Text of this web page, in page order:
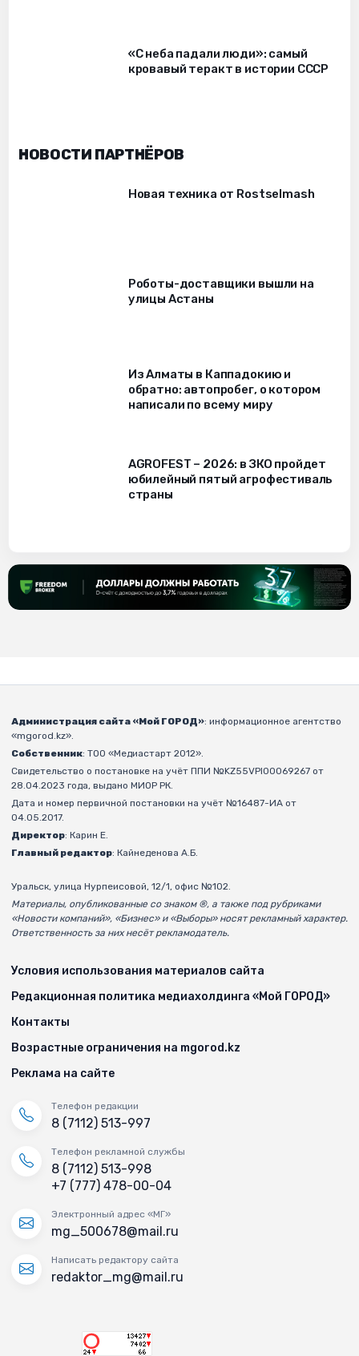
«С неба падали люди»: самый
кровавый теракт в истории СССР
НОВОСТИ ПАРТНЁРОВ
Новая техника от Rostselmash
Роботы-доставщики вышли на
улицы Астаны
Из Алматы в Каппадокию и
обратно: автопробег, о котором
написали по всему миру
AGROFEST – 2026: в ЗКО пройдет
юбилейный пятый агрофестиваль
страны
Администрация сайта «Мой ГОРОД»: информационное агентство
«mgorod.kz».
Собственник: ТОО «Медиастарт 2012».
Свидетельство о постановке на учёт ППИ №KZ55VPI00069267 от
28.04.2023 года, выдано МИОР РК.
Дата и номер первичной постановки на учёт №16487-ИА от
04.05.2017.
Директор: Карин Е.
Главный редактор: Кайнеденова А.Б.
Уральск, улица Нурпеисовой, 12/1, офис №102.
Материалы, опубликованные со знаком ®, а также под рубриками
«Новости компаний», «Бизнес» и «Выборы» носят рекламный характер.
Ответственность за них несёт рекламодатель.
Условия использования материалов сайта
Редакционная политика медиахолдинга «Мой ГОРОД»
Контакты
Возрастные ограничения на mgorod.kz
Реклама на сайте
Телефон редакции
8 (7112) 513-997
Телефон рекламной службы
8 (7112) 513-998
+7 (777) 478-00-04
Электронный адрес «МГ»
mg_500678@mail.ru
Написать редактору сайта
redaktor_mg@mail.ru